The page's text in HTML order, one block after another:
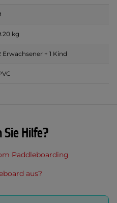
kg
Erwachsener + 1 Kind
Sie Hilfe?
Paddleboarding
aus?